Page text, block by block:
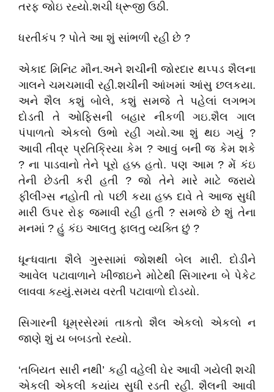
તરફ જોઇ રહ્યો.શચી ધ્રૂજી ઉઠી.
ધરતીકંપ ? પોતે આ શું સાંભળી રહી છે ?
એકાદ મિનિટ મૌન.અને શચીની જોરદાર થપ્પડ શૈલના
ગાલને ચમચમાવી રહી.શચીની આંખમાં આંસુ છલકયા.
અને શૈલ કશું બોલે, કશું સમજે તે પહેલાં લગભગ
દોડતી તે ઓફિસની બહાર નીકળી ગઇ.શૈલ ગાલ
પંપાળતો એકલો ઉભો રહી ગયો.આ શું થઇ ગયું ?
આવી તીવ્ર પ્રતિક્રિયા કેમ ? આવું બની જ કેમ શકે
? ના પાડવાનો તેને પૂરો હક્ક હતો. પણ આમ ? મેં કંઇ
તેની છેડતી કરી હતી ? જો તેને મારે માટે જરાયે
ફીલીંગ્સ નહોતી તો પછી કયા હક્ક દાવે તે આજ સુધી
મારી ઉપર રોફ જમાવી રહી હતી ? સમજે છે શું તેના
મનમાં ? હું કંઇ આલતુ ફાલતુ વ્યક્તિ છું ?
ધૂન્ધવાતા શૈલે ગુસ્સામાં જોશથી બેલ મારી. દોડીને
આવેલ પટાવાળાને ખીજાઇને મોટેથી સિગારના બે પેકેટ
લાવવા કહ્યું.સમય વરતી પટાવાળો દોડયો.
સિગારની ધૂમ્રસેરમાં તાકતો શૈલ એકલો એકલો ન
જાણે શું ય બબડતો રહ્યો.
‘તબિયત સારી નથી’ કહી વહેલી ઘેર આવી ગયેલી શચી
એકલી એકલી કયાંય સુધી રડતી રહી. શૈલની આવી